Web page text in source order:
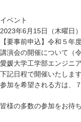
イベント
2023年6月15日（木曜日）
【要事前申込】令和５年
講演会の開催について（
愛媛大学工学部エンジニ
下記日程で開催いたしま
参加を希望される方は、
皆様の多数の参加をお待